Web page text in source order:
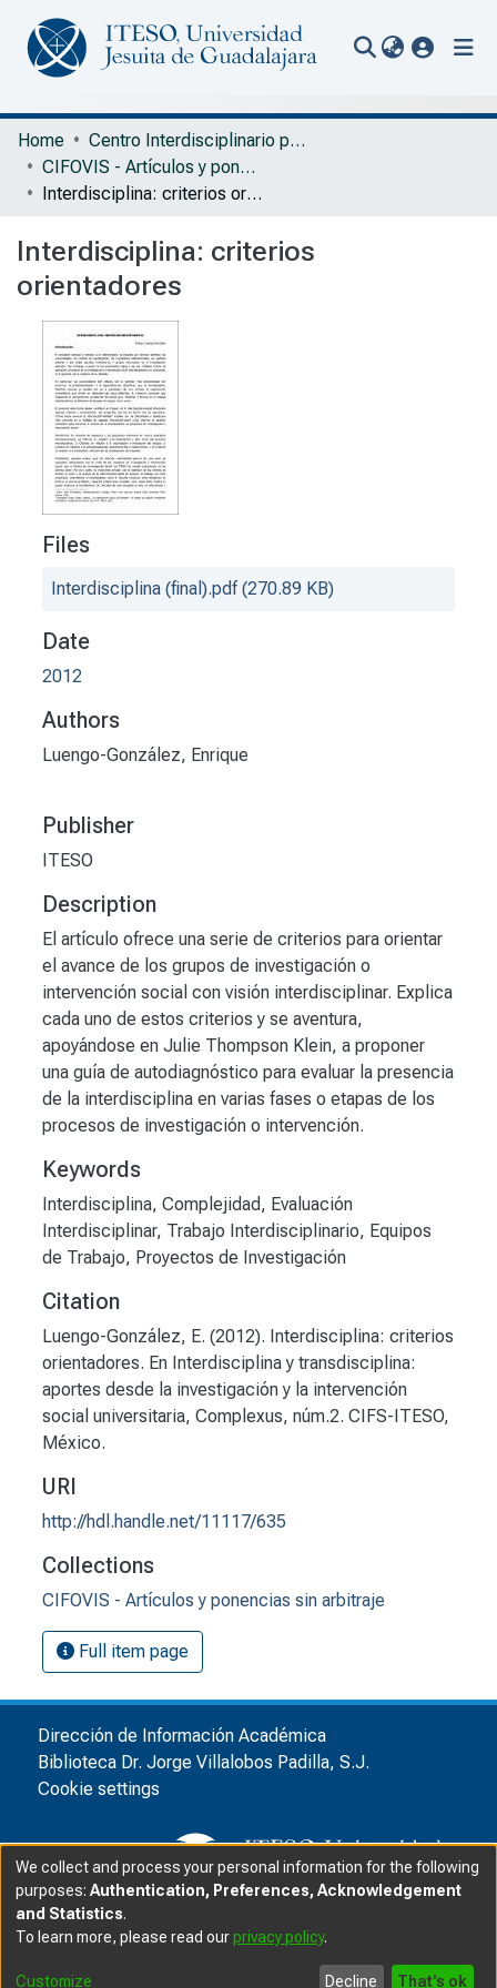
Communities & Collections
All of Repository
Portal Biblioteca
Home
Centro Interdisciplinario para la Formación y Vinculación Social
CIFOVIS - Artículos y ponencias sin arbitraje
Interdisciplina: criterios orientadores
Interdisciplina: criterios
orientadores
Files
Interdisciplina (final).pdf(270.89 KB)
Date
2012
Authors
Luengo-González, Enrique
Publisher
ITESO
Description
El artículo ofrece una serie de criterios para orientar
el avance de los grupos de investigación o
intervención social con visión interdisciplinar. Explica
cada uno de estos criterios y se aventura,
apoyándose en Julie Thompson Klein, a proponer
una guía de autodiagnóstico para evaluar la presencia
de la interdisciplina en varias fases o etapas de los
procesos de investigación o intervención.
Keywords
Interdisciplina, Complejidad, Evaluación
Interdisciplinar, Trabajo Interdisciplinario, Equipos
de Trabajo, Proyectos de Investigación
Citation
Luengo-González, E. (2012). Interdisciplina: criterios
orientadores. En Interdisciplina y transdisciplina:
aportes desde la investigación y la intervención
social universitaria, Complexus, núm.2. CIFS-ITESO,
México.
URI
http://hdl.handle.net/11117/635
Collections
CIFOVIS - Artículos y ponencias sin arbitraje
Full item page
Dirección de Información Académica
Biblioteca Dr. Jorge Villalobos Padilla, S.J.
Cookie settings
© ITESO, Universidad Jesuita de Guadalajara, 2025
We collect and process your personal information for the following
purposes: Authentication, Preferences, Acknowledgement
and Statistics.
To learn more, please read ourprivacy policy.
Customize Decline That's ok